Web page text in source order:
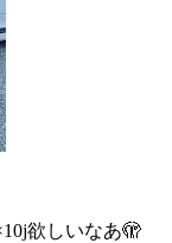
欲しいなあ🫣